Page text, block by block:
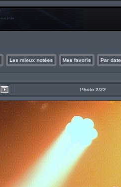
Les mieux notées Mes favoris Par date
Photo 2/22